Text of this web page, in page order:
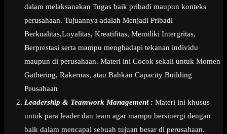
dalam melaksanakan Tugas baik pribadi maupun konteks
perusahaan. Tujuannya adalah Menjadi Pribadi
Berkualitas,Loyalitas, Kreatifitas, Memiliki Intergritas,
Berprestasi serta mampu menghadapi tekanan individu
maupun di perusahaan. Materi ini Cocok sekali untuk Momen
Gathering, Rakernas, atau Bahkan Capacity Building
Peusahaan
Leadership & Teamwork Management : Materi ini khusus
untuk para leader dan team agar mampu bersinergi dengan
baik dalam mencapai sebuah tujuan besar di perusahaan.